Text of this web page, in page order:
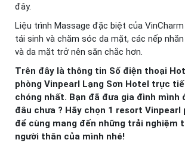
đây.
Liệu trình Massage đặc biệt của VinCharm
tái sinh và chăm sóc da mặt, các nếp
và da mặt trở nên săn chắc hơn.
Trên đây là thông tin Số điện thoại
phòng Vinpearl Lạng Sơn Hotel trực
chóng nhất. Bạn đã đưa gia đình mình
đâu chưa ? Hãy chọn 1 resort Vinpearl
để cùng mang đến những trải nghiệm
người thân của mình nhé!